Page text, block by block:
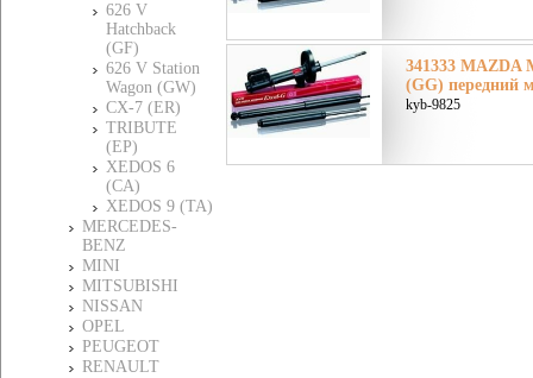
626 V
Hatchback
(GF)
626 V Station
Wagon (GW)
CX-7 (ER)
TRIBUTE
(EP)
XEDOS 6
(CA)
XEDOS 9 (TA)
MERCEDES-
BENZ
MINI
MITSUBISHI
NISSAN
OPEL
PEUGEOT
RENAULT
341333 MAZDA
(GG) передний
kyb-9825